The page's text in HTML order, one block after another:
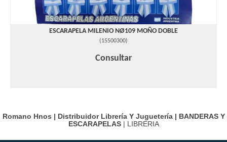
ESCARAPELA MILENIO NØ109 MOÑO DOBLE
(15500300)
Consultar
Romano Hnos | Distribuidor Librería Y Juguetería | BANDERAS Y
ESCARAPELAS| LIBRERIA